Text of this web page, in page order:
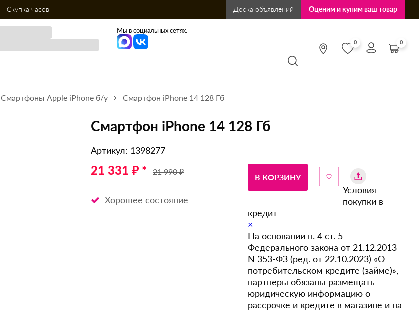
Скупка часов Доска объявлений Оценим и купим ваш товар
Мы в социальных сетях:
0 0
Смартфоны Apple iPhone б/у Смартфон iPhone 14 128 Гб
Смартфон iPhone 14 128 Гб
Артикул: 1398277
21 331 ₽ * 21 990 ₽
Хорошее состояние
В КОРЗИНУ
Условия
покупки в
кредит
×
На основании п. 4 ст. 5
Федерального закона от 21.12.2013
N 353-ФЗ (ред. от 22.10.2023) «О
потребительском кредите (займе)»,
партнеры обязаны размещать
юридическую информацию о
рассрочке и кредите в магазине и на